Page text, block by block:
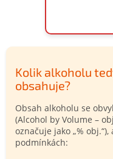
Kolik alkoholu
obsahuje?
Obsah alkoholu se
(Alcohol by Volume –
označuje jako „%
podmínkách: